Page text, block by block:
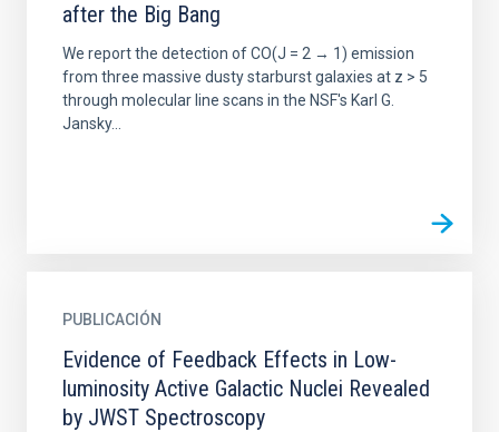
after the Big Bang
We report the detection of CO(J = 2 → 1) emission
from three massive dusty starburst galaxies at z > 5
through molecular line scans in the NSF's Karl G.
Jansky...
PUBLICACIÓN
Evidence of Feedback Effects in Low-
luminosity Active Galactic Nuclei Revealed
by JWST Spectroscopy